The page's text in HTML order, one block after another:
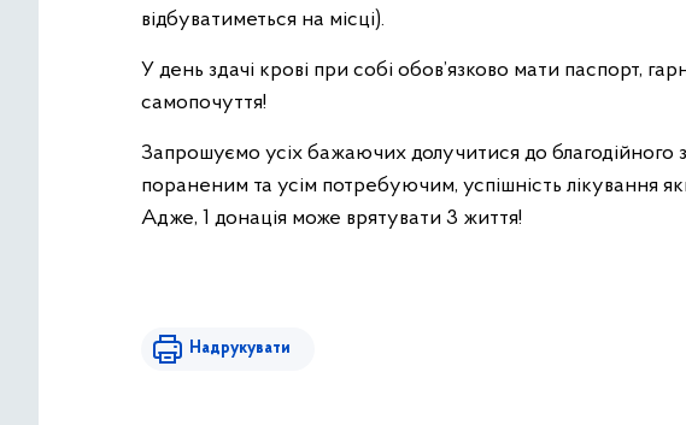
відбуватиметься на місці).
У день здачі крові при собі обов’язково мати паспорт,
самопочуття!
Запрошуємо усіх бажаючих долучитися до благодійного
пораненим та усім потребуючим, успішність лікування
Адже, 1 донація може врятувати 3 життя!
Надрукувати